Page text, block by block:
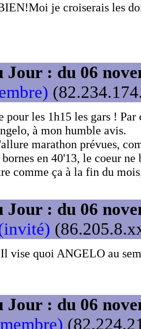
je croiserais les
Jour : du 06
pour les 1h15 les gars ! Par
à mon humble avis.
marathon prévues,
en 40'13, le coeur ne
comme ça à la fin du
Jour : du 06
vise quoi ANGELO au
Jour : du 06